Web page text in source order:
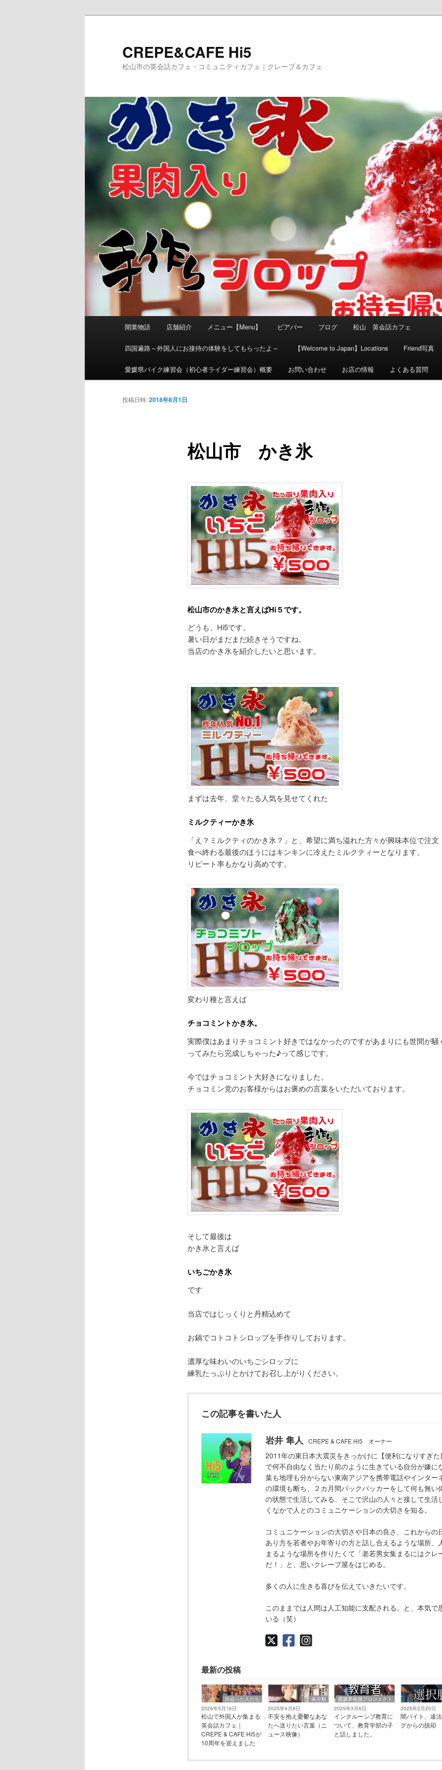
CREPE&CAFE Hi5
松山市の英会話カフェ・コミュニティカフェ｜クレープ＆カフェ
ュ
開業物語 店舗紹介 メニュー【Menu】 ビアバー ブログ 松山 英会話カフェ
四国遍路～外国人にお接待の体験をしてもらったよ～ 【Welcome to Japan】Locations Friend写真
愛媛県バイク練習会（初心者ライダー練習会）概要 お問い合わせ お店の情報 よくある質問
松山市 かき氷
投稿日時:2018年8月1日
松山市のかき氷と言えばHi５です。
どうも、Hi5です。
暑い日がまだまだ続きそうですね。
当店のかき氷を紹介したいと思います。
まずは去年、堂々たる人気を見せてくれた
ミルクティーかき氷
「え？ミルクティのかき氷？」と、希望に満ち溢れた方々が興味本位で注文
食べ終わる最後のほうにはキンキンに冷えたミルクティーとなります。
リピート率もかなり高めです。
変わり種と言えば
チョコミントかき氷。
実際僕はあまりチョコミント好きではなかったのですがあまりにも世間が騒
ってみたら完成しちゃった♪って感じです。
今ではチョコミント大好きになりました。
チョコミン党のお客様からはお褒めの言葉をいただいております。
そして最後は
かき氷と言えば
いちごかき氷
です
当店ではじっくりと丹精込めて
お鍋でコトコトシロップを手作りしております。
濃厚な味わいのいちごシロップに
練乳たっぷりとかけてお召し上がりください。
この記事を書いた人
岩井 隼人 CREPE & CAFE Hi5 オーナー
2011年の東日本大震災をきっかけに【便利になりすぎた
で何不自由なく当たり前のように生きている自分が嫌に
葉も地理も分からない東南アジアを携帯電話やインター
の環境も断ち、２カ月間バックパッカーをして何も無い
の状態で生活してみる、そこで沢山の人々と接して生活
くなかで人とのコミュニケーションの大切さを知る。
コミュニケーションの大切さや日本の良さ、これからの
あり方を若者やお年寄りの方と話し合えるような場所、
まるような場所を作りたくて「老若男女集まるにはクレ
だ！」と、思いクレープ屋をはじめる。
多くの人に生きる喜びを伝えていきたいです。
このままでは人間は人工知能に支配される。と、本気で
いる（笑）
最新の投稿
出会った人たち
2026年5月16日
松山で外国人が集まる
英会話カフェ｜
CREPE & CAFE Hi5が
10周年を迎えました
未分類
2025年4月8日
不安を抱え憂鬱なあな
たへ送りたい言葉（ニ
ュース映像）
愛媛夢発掘プロジェクト
2025年3月6日
インクルーシブ教育に
ついて、教育学部の子
と話しました。
2025年2月20日
闇バイト、違
グからの脱却